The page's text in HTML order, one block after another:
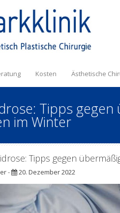
Kosten Ästhetische
Tipps gegen
im Winter
Tipps gegen
- 20. Dezember 2022